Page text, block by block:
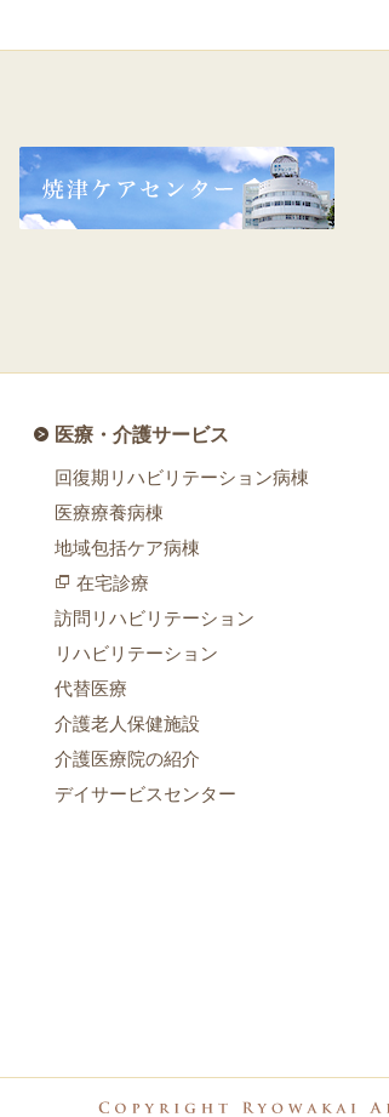
医療・介護サービス
回復期リハビリテーション病棟
医療療養病棟
地域包括ケア病棟
在宅診療
訪問リハビリテーション
リハビリテーション
代替医療
介護老人保健施設
介護医療院の紹介
デイサービスセンター